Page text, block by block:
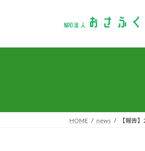
プ
動
HOME news 【報告